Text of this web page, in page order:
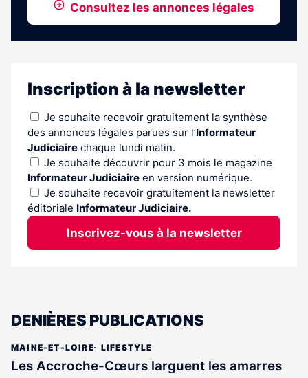
Consultez les annonces légales
Inscription à la newsletter
Je souhaite recevoir gratuitement la synthèse
des annonces légales parues sur l’Informateur
Judiciaire chaque lundi matin.
Je souhaite découvrir pour 3 mois le magazine
Informateur Judiciaire en version numérique.
Je souhaite recevoir gratuitement la newsletter
éditoriale Informateur Judiciaire.
Inscrivez-vous à la newsletter
DENIÈRES PUBLICATIONS
MAINE-ET-LOIRE LIFESTYLE
Les Accroche-Cœurs larguent les amarres